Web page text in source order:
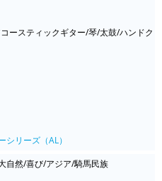
ースティックギター/琴/太鼓/ハンドク
シリーズ（AL）
自然/喜び/アジア/騎馬民族